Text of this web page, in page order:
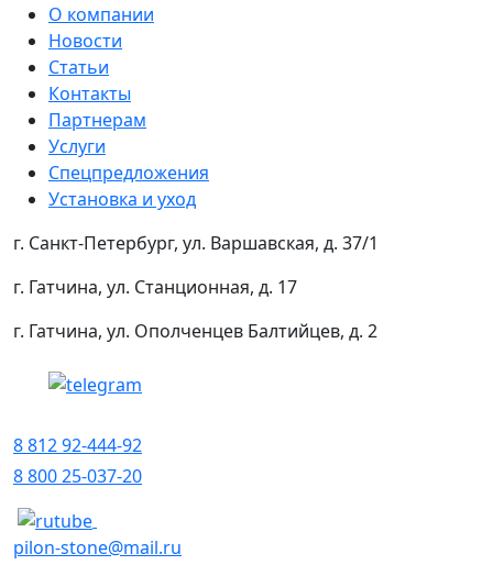
О компании
Новости
Статьи
Контакты
Партнерам
Услуги
Спецпредложения
Установка и уход
г. Санкт-Петербург, ул. Варшавская, д. 37/1
г. Гатчина, ул. Станционная, д. 17
г. Гатчина, ул. Ополченцев Балтийцев, д. 2
8 812 92-444-92
8 800 25-037-20
pilon-stone@mail.ru